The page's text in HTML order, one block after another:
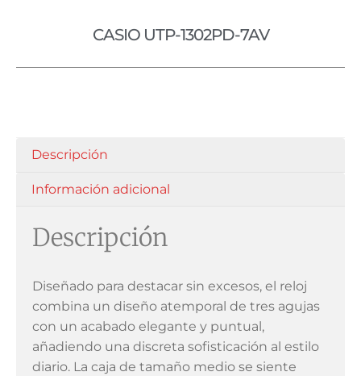
CASIO UTP-1302PD-7AV
Descripción
Información adicional
Descripción
Diseñado para destacar sin excesos, el reloj
combina un diseño atemporal de tres agujas
con un acabado elegante y puntual,
añadiendo una discreta sofisticación al estilo
diario. La caja de tamaño medio se siente